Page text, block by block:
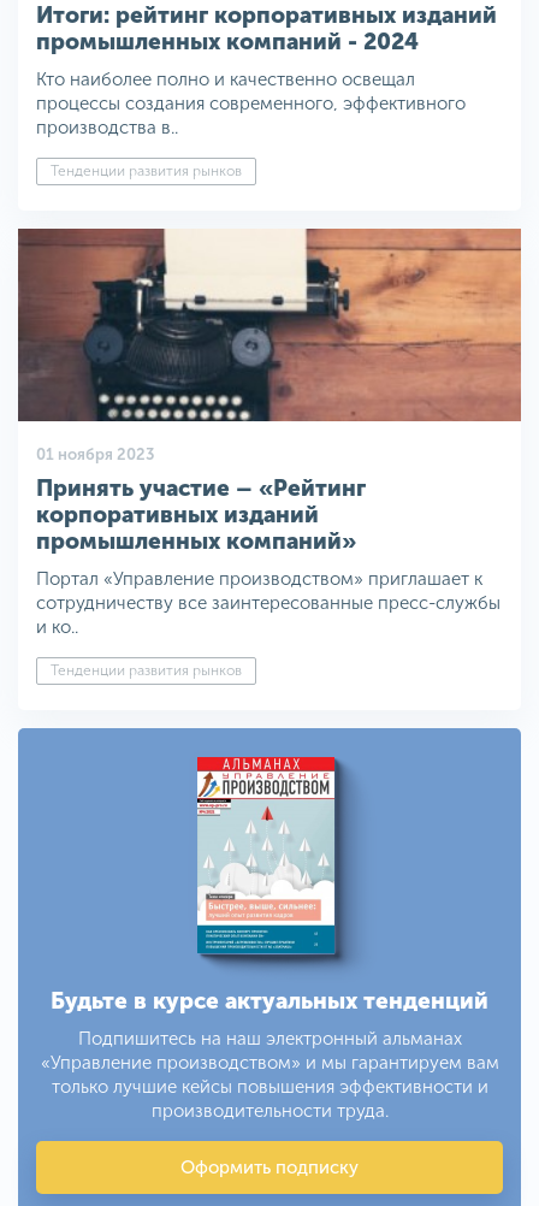
Итоги: рейтинг корпоративных изданий
промышленных компаний - 2024
Кто наиболее полно и качественно освещал
процессы создания современного, эффективного
производства в..
Тенденции развития рынков
01 ноября 2023
Принять участие – «Рейтинг
корпоративных изданий
промышленных компаний»
Портал «Управление производством» приглашает к
сотрудничеству все заинтересованные пресс-службы
и ко..
Тенденции развития рынков
Будьте в курсе актуальных тенденций
Подпишитесь на наш электронный альманах
«Управление производством» и мы гарантируем вам
только лучшие кейсы повышения эффективности и
производительности труда.
Оформить подписку